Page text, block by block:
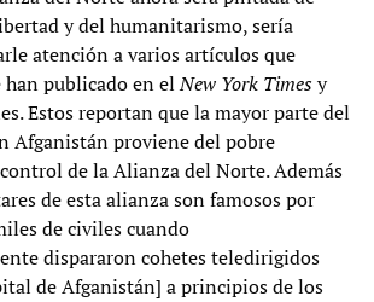
y del humanitarismo, sería
atención a varios artículos que
han publicado en elNew York Timesy
Estos reportan que la mayor parte del
Afganistán proviene del pobre
de la Alianza del Norte. Además
de esta alianza son famosos por
de civiles cuando
dispararon cohetes teledirigidos
de Afganistán] a principios de los